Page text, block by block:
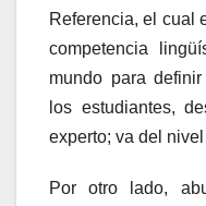
Referencia, el cual
competencia
mundo para
los estudiantes,
experto; va del nivel
Por otro lado,